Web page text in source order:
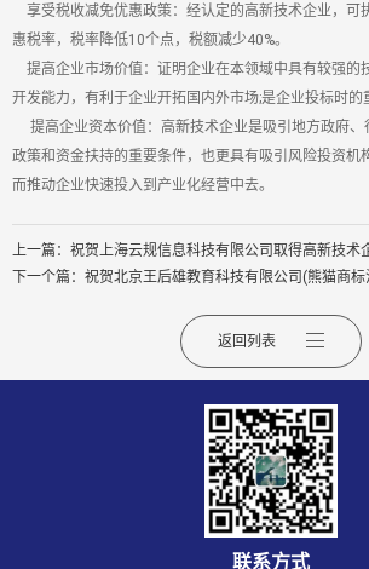
享受税收减免优惠政策：经认定的高新技术企业，可
惠税率，税率降低10个点，税额减少40%。
提高企业市场价值：证明企业在本领域中具有较强的
开发能力，有利于企业开拓国内外市场;是企业投标时的
提高企业资本价值：高新技术企业是吸引地方政府、
政策和资金扶持的重要条件，也更具有吸引风险投资机
而推动企业快速投入到产业化经营中去。
上一篇：祝贺上海云规信息科技有限公司取得高新技术
下一个篇：祝贺北京王后雄教育科技有限公司(熊猫商
返回列表
联系方式